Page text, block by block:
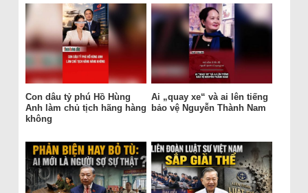
Con dâu tỷ phú Hồ Hùng
Anh làm chủ tịch hãng hàng
không
Ai „quay xe“ và ai lên tiếng
bảo vệ Nguyễn Thành Nam